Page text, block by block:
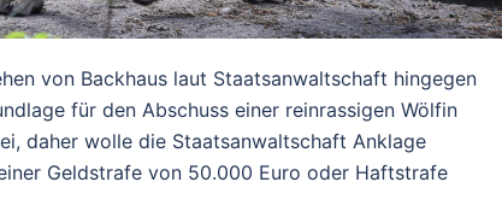
von Backhaus laut Staatsanwaltschaft hingegen
für den Abschuss einer reinrassigen Wölfin
daher wolle die Staatsanwaltschaft Anklage
Geldstrafe von 50.000 Euro oder Haftstrafe